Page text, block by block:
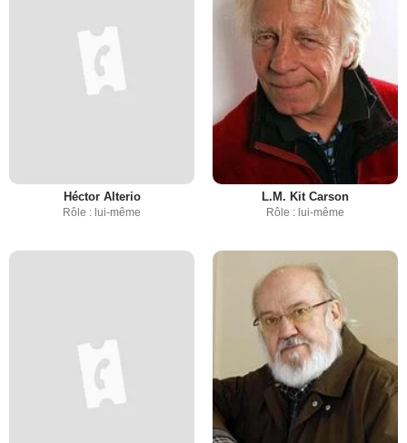
Héctor Alterio
Rôle : lui-même
L.M. Kit Carson
Rôle : lui-même